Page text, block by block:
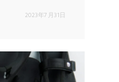
2023年7月31日